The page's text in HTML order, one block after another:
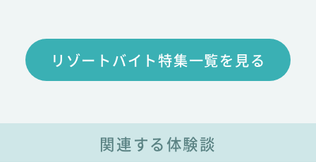
リゾートバイト特集一覧を見る
関連する体験談